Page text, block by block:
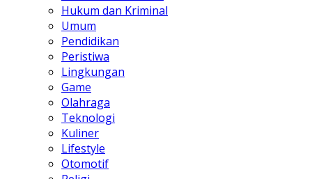
Hukum dan Kriminal
Umum
Pendidikan
Peristiwa
Lingkungan
Game
Olahraga
Teknologi
Kuliner
Lifestyle
Otomotif